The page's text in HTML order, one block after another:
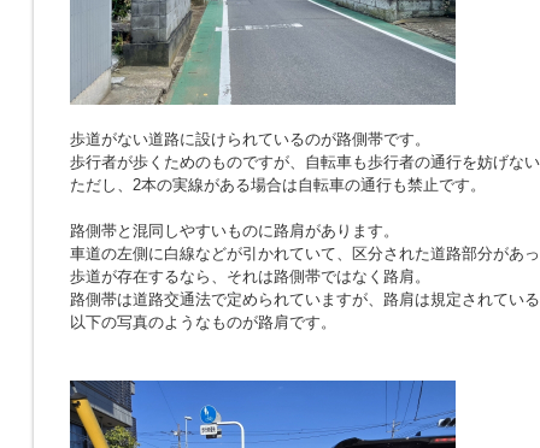
歩道がない道路に設けられているのが路側帯です。
歩行者が歩くためのものですが、自転車も歩行者の通行を妨げな
ただし、2本の実線がある場合は自転車の通行も禁止です。
路側帯と混同しやすいものに路肩があります。
車道の左側に白線などが引かれていて、区分された道路部分があ
歩道が存在するなら、それは路側帯ではなく路肩。
路側帯は道路交通法で定められていますが、路肩は規定されてい
以下の写真のようなものが路肩です。